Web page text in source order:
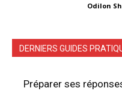
Odilon
DERNIERS GUIDES
Préparer ses